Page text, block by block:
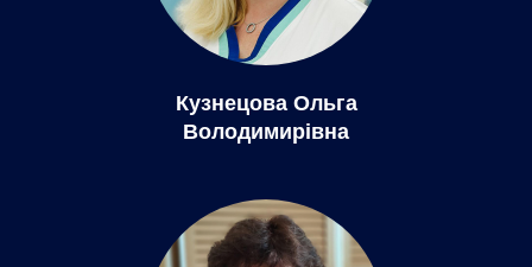
Кузнецова Ольга
Володимирівна